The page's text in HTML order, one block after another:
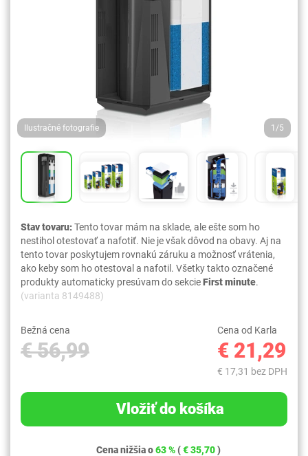
Ilustračné fotografie 1/5
Stav tovaru:Tento tovar mám na sklade, ale ešte som ho
nestihol otestovať a nafotiť. Nie je však dôvod na obavy. Aj na
tento tovar poskytujem rovnakú záruku a možnosť vrátenia,
ako keby som ho otestoval a nafotil. Všetky takto označené
produkty automaticky presúvam do sekcieFirst minute.
(varianta 8149488)
Bežná cena
€ 56,99
Cena od Karla
€ 21,29
€ 17,31 bez DPH
Vložiť do košíka
Cena nižšia o63 % (€ 35,70)